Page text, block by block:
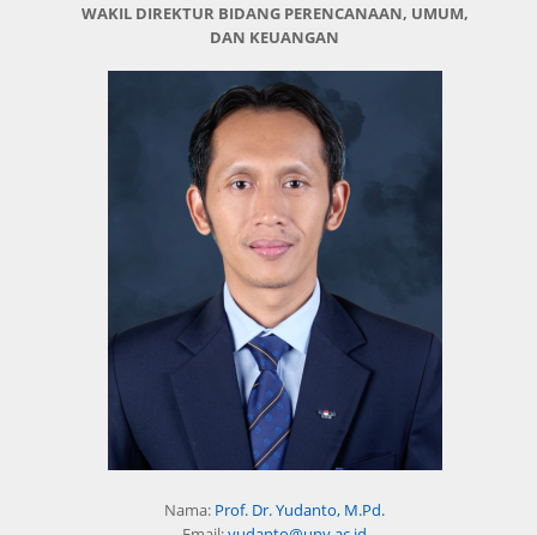
WAKIL DIREKTUR BIDANG PERENCANAAN, UMUM,
DAN KEUANGAN
Nama: Prof. Dr. Yudanto, M.Pd.